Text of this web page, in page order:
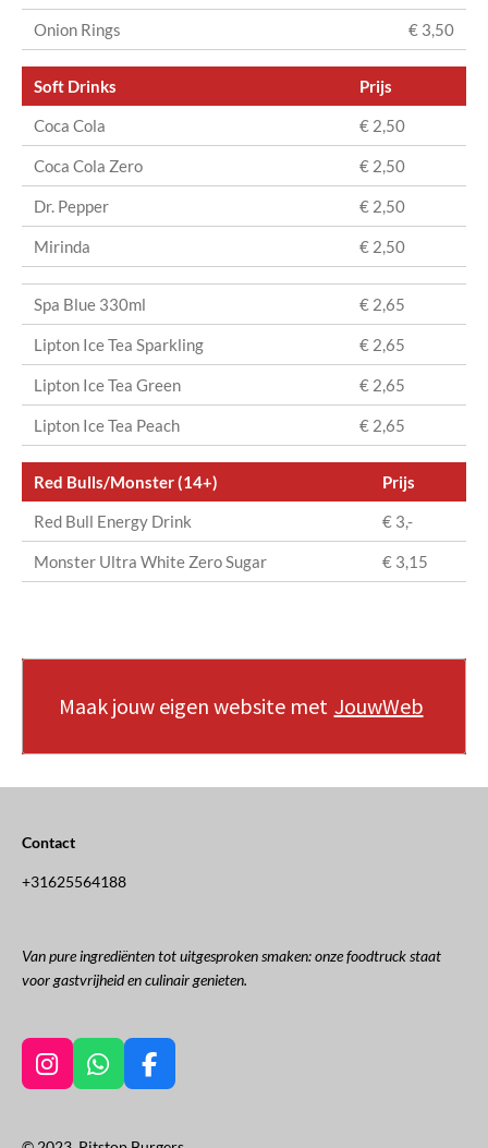
Onion Rings € 3,50
Soft Drinks
Prijs
Coca Cola
€ 2,50
Coca Cola Zero € 2,50
Dr. Pepper € 2,50
Mirinda € 2,50
Spa Blue 330ml € 2,65
Lipton Ice Tea Sparkling € 2,65
Lipton Ice Tea Green € 2,65
Lipton Ice Tea Peach € 2,65
Red Bulls/Monster (14+)
Prijs
Red Bull Energy Drink
€ 3,-
Monster Ultra White Zero Sugar € 3,15
Maak jouw eigen website met JouwWeb
Contact
+31625564188
Van pure ingrediënten tot uitgesproken smaken: onze foodtruck staat
voor gastvrijheid en culinair genieten.
I
n
W
h
F
a